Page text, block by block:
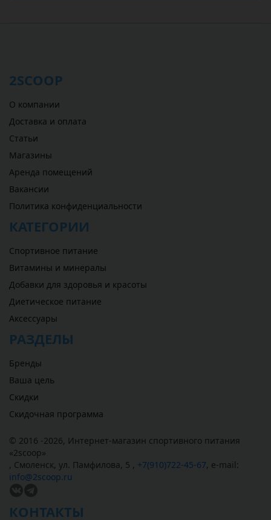
2SCOOP
О компании
Доставка и оплата
Статьи
Магазины
Аренда помещений
Вакансии
Политика конфиденциальности
КАТЕГОРИИ
Спортивное питание
Витамины и минералы
Добавки для здоровья и красоты
Диетическое питание
Аксессуары
РАЗДЕЛЫ
Бренды
Ваша цель
Скидки
Скидочная программа
© 2016 -2026, Интернет-магазин спортивного питания
«2scoop»
, Смоленск, ул. Памфилова, 5 , +7(910)722-45-67, e-mail:
info@2scoop.ru
КОНТАКТЫ